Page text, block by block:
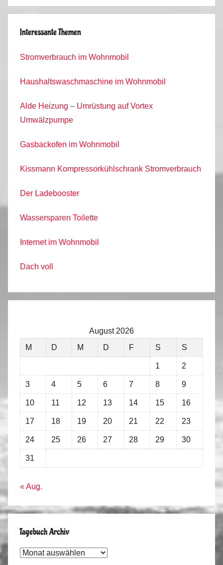
Interessante Themen
Stromverbrauch im Wohnmobil
Haushaltswaschmaschine im Wohnmobil
Alde Heizung – Umrüstung auf Vortex
Umwälzpumpe
Gasbackofen im Wohnmobil
Kissmann Kompressorkühlschrank Stromverbrauch
Der Ladebooster
Wassersparen Toilette
Internet im Wohnmobil
Dach voll
August 2026
M
D M D F S S
1 2
3 4 5 6 7 8 9
10 11 12 13 14 15 16
17 18 19 20 21 22 23
24 25 26 27 28 29 30
31
« Aug.
Tagebuch Archiv
Tagebuch